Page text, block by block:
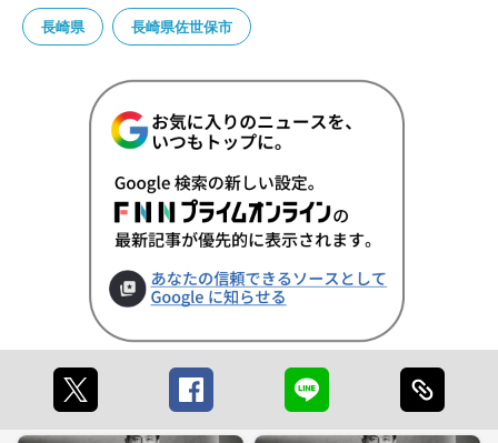
長崎県 長崎県佐世保市